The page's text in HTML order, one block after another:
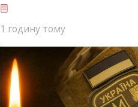
1 годину тому